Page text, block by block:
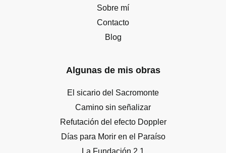
Sobre mí
Contacto
Blog
Algunas de mis obras
El sicario del Sacromonte
Camino sin señalizar
Refutación del efecto Doppler
Días para Morir en el Paraíso
La Fundación 2.1